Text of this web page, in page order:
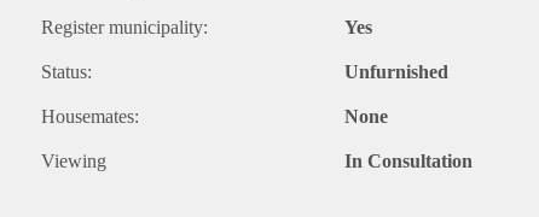
Register municipality: Yes
Status: Unfurnished
Housemates: None
Viewing In Consultation